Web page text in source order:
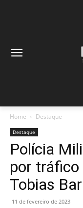
Home Destaque
Destaque
Polícia
por tráfico
Tobias
11 de fevereiro de 2023